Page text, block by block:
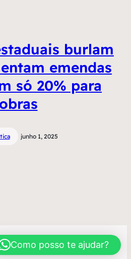
burlam
emendas
só 20% para
obras
junho 1, 2025
Desenvolvimento World Office
Como posso te ajudar?